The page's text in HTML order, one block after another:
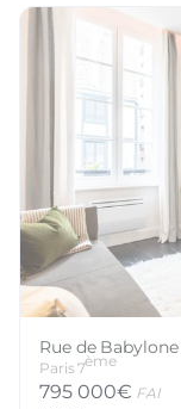
Rue de Babylone
Paris7ème
795 000€ FAI